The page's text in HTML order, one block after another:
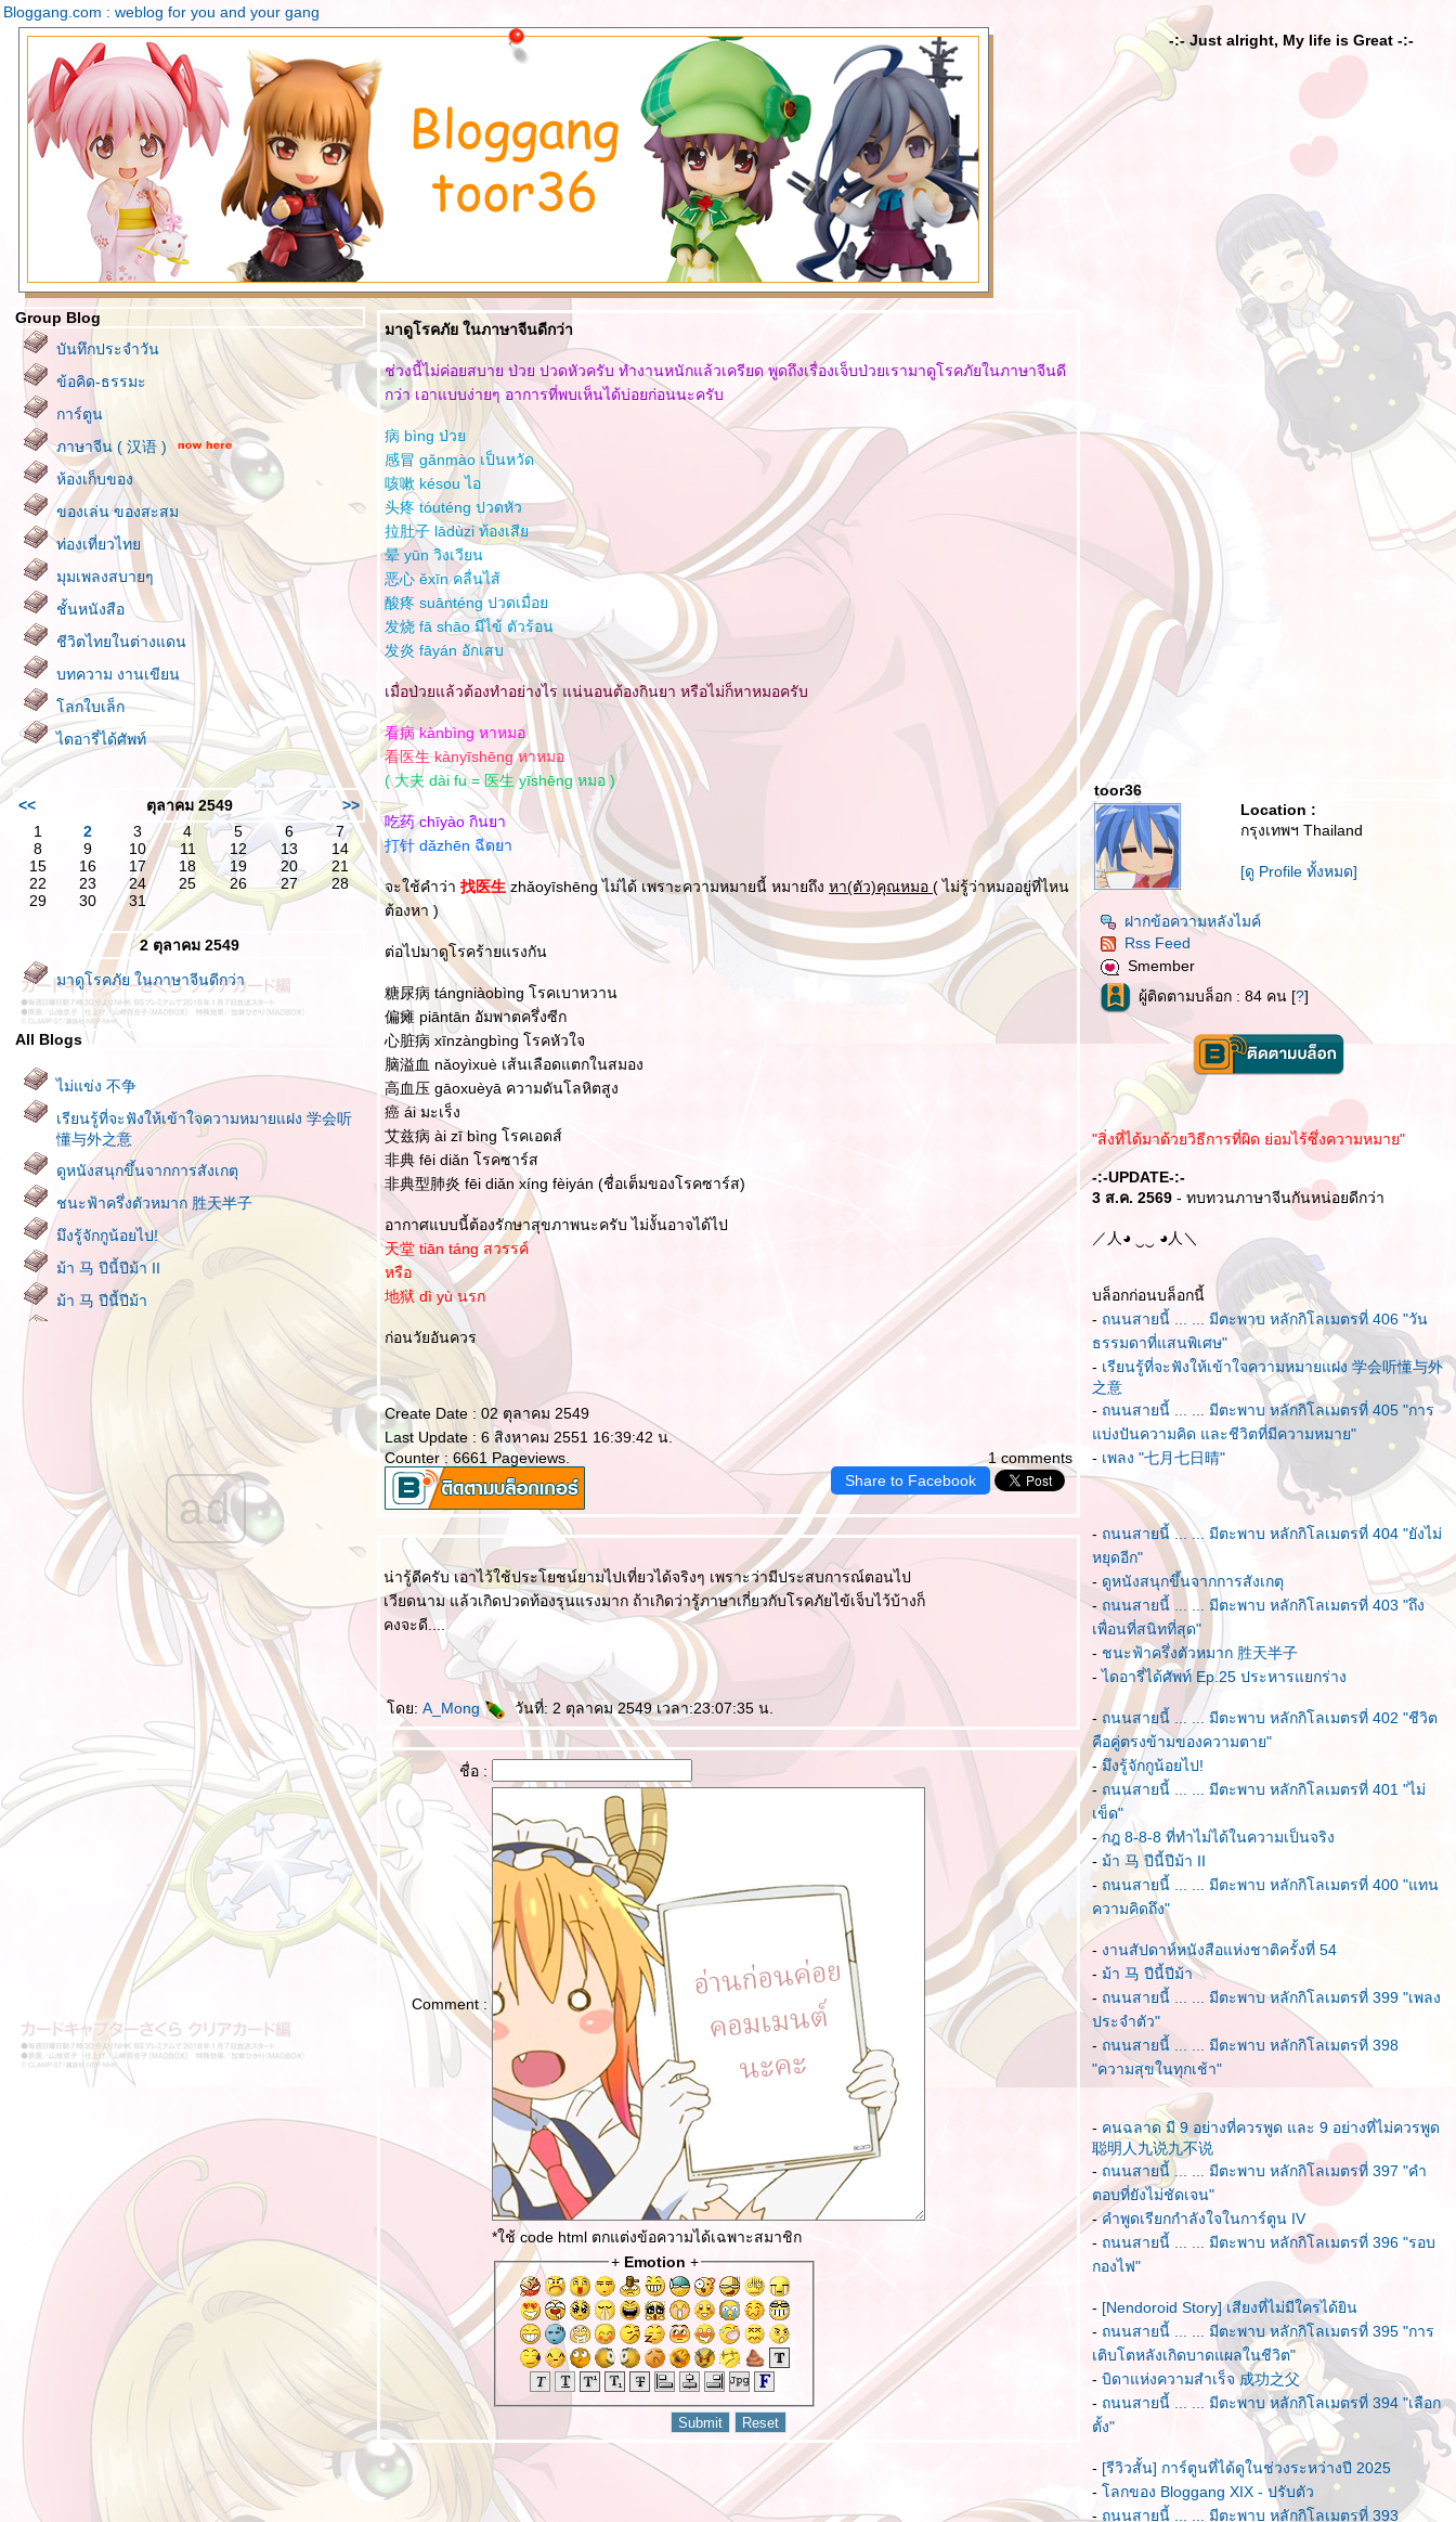
Bloggang.com : weblog for you and your gang
-:- Just alright, My life is Great -:-
Group Blog
บันทึกประจำวัน
ข้อคิด-ธรรมะ
การ์ตูน
ภาษาจีน ( 汉语 )
ห้องเก็บของ
ของเล่น ของสะสม
ท่องเที่ยวไท
มุมเพลงสบายๆ
ชั้นหนังสือ
ชีวิตไทยในต่างแดน
บทความ งานเขียน
ลกใบเล็ก
ไดอารี่ได้ศัพท์
<< ตุลาคม 2549
>>
1
2 3 4 5 6
7
8
9 10 11 12 13
14
15
16 17 18 19 20
21
22
23 24 25 26 27
28
29
30 31
2 ตุลาคม 2549
มาดูโรคภัย ในภาษาจีนดีกว่า
All Blogs
ไม่แข่ง 不争
เรียนรู้ที่จะฟังให้เข้าใจความหมายแฝง 学会听
懂与外之意
ดูหนังสนุกขึ้นจากการสังเกตุ
ชนะฟ้าครึ่งตัวหมาก 胜天半子
มึงรู้จักกูน้อยไป!
ม้า 马 ปีนี้ปีม้า II
ม้า 马 ปีนี้ปีม้า
คนฉลาด มี 9 อย่างที่ควรพูด และ 9 อย่างที่ไม่
ควรพูด 聪明人九说九不说
บิดาแห่งความสำเร็จ 成功之父
บ้านยิ่งรกเท่าไหร่ คนที่อยู่ก็ยิ่งยากจนเท่านั้น 房
间有多乱 人就有多穷
ฉันได้เรียนรู้จากคำพูดนี้ 我被这段话教育了
เงินสะอาด เลี้ยงชีพคุณไม่ได้ 干净的钱，养不
活你
ความยุติธรรม 正义
ทายอักษร V 猜字谜 V
ทายอักษร IV 猜字谜 IV
ทายอักษร III 猜字谜 III
ทายอักษร I 猜字谜 I
เรียนรู้อักษรจีนจาก เรื่องดราก้อนบอล
การโกรธกลับแบบอีคิวสูง II 高情商的怒回去 II
คนสี่ประเภทนี้ไม่ต้องไปช่วยเหลือ 四种人远都
ช่วย ไม่ช่วย 要帮 不帮
นวคิดคนจีนยุคใหม่ เวลาได้รับคำชื่นชม
ควบคุมปากให้ดี 管好嘴巴
เรียนภาษาโดยการอ่านป้าย และการสังเกต
ความจริง 8 ประการ 八个真相
ภูมิปัญญาแห่งชีวิต 处世智慧
หากวันหนึ่งอยู่ๆ คุณก็รวยขึ้นมา 假如有一天你
突然有钱了
การโกรธกลับแบบอีคิวสูง 高情商的怒回去
ว่าด้วยเรื่องความตาย (死)
ผนในใจ 心计
คนซื่อตรงจะเปลี่ยนเป็นคนที่เก่งกาจได้อย่างไร?
老实人怎么变得厉害呢？
คนที่รังแกคุณ 欺负你的人
ไม่อยากบอก ไม่อยากบอกกับคุณ 不想说 不想跟
บนรถเมล์ 公交车上
การนับเวลาแบบในหนังจีน
นี่คือนรก 这就是地狱
ad
มาดูโรคภัย ในภาษาจีนดีกว่า
ช่วงนี้ไม่ค่อยสบาย ป่วย ปวดหัวครับ ทำงานหนักแล้วเครียด พูดถึงเรื่องเจ็บป่วยเรามาดูโรคภัยในภาษาจีนดี
กว่า เอาแบบง่ายๆ อาการที่พบเห็นได้บ่อยก่อนนะครับ
病 bìng ป่ว
感冒 gǎnmào เป็นหวัด
咳嗽 késou ไอ
头疼 tóuténg ปวดหัว
拉肚子 lādùzi ท้องเสี
晕 yūn วิงเวียน
恶心 ěxīn คลื่นไส้
酸疼 suānténg ปวดเมื่อ
发烧 fā shāo มีไข้ ตัวร้อน
发炎 fāyán อักเสบ
เมื่อป่วยแล้วต้องทำอย่างไร แน่นอนต้องกินยา หรือไม่ก็หาหมอครับ
看病 kànbìng หาหมอ
看医生 kànyīshēng หาหมอ
( 大夫 dài fu = 医生 yīshēng หมอ )
吃药 chīyào กินยา
打针 dǎzhēn ฉีดยา
จะใช้คำว่า 找医生zhǎoyīshēng ไม่ได้ เพราะความหมายนี้ หมายถึง หา(ตัว)คุณหมอ ( ไม่รู้ว่าหมออยู่ที่ไหน
ต้องหา )
ต่อไปมาดูโรคร้ายแรงกัน
糖尿病 tángniàobìng โรคเบาหวาน
偏瘫 piāntān อัมพาตครึ่งซีก
心脏病 xīnzàngbìng โรคหัวใจ
脑溢血 nǎoyìxuè เส้นเลือดแตกในสมอง
高血压 gāoxuèyā ความดันโลหิตสูง
癌 ái มะเร็ง
艾兹病 ài zī bìng โรคเอดส์
非典 fēi diǎn โรคซาร์ส
非典型肺炎 fēi diǎn xíng fèiyán (ชื่อเต็มของโรคซาร์ส)
อากาศแบบนี้ต้องรักษาสุขภาพนะครับ ไม่งั้นอาจได้ไป
天堂 tiān táng สวรรค์
หรือ
地狱 dì yù นรก
ก่อนวัยอันควร
Create Date : 02 ตุลาคม 2549
Last Update : 6 สิงหาคม 2551 16:39:42 น.
1 comments
Counter : 6661 Pageviews.
Share to Facebook
น่ารู้ดีครับ เอาไว้ใช้ประโยชน์ยามไปเที่ยวได้จริงๆ เพราะว่ามีประสบการณ์ตอนไป
เวียดนาม แล้วเกิดปวดท้องรุนแรงมาก ถ้าเกิดว่ารู้ภาษาเกี่ยวกับโรคภัยไข้เจ็บไว้บ้างก็
คงจะดี....
ดย: A_Mong วันที่: 2 ตุลาคม 2549 เวลา:23:07:35 น.
ชื่อ :
Comment :
*ใช้ code html ตกแต่งข้อความได้เฉพาะสมาชิก
+ Emotion +
toor36
Location :
กรุงเทพฯ Thailand
[ดู Profile ทั้งหมด]
ฝากข้อความหลังไมค์
Rss Feed
Smember
ผู้ติดตามบล็อก : 84 คน [?]
"สิ่งที่ได้มาด้วยวิธีการที่ผิด ย่อมไร้ซึ่งความหมาย"
-:-UPDATE-:-
3 ส.ค. 2569 - ทบทวนภาษาจีนกันหน่อยดีกว่า
／人◕ ‿‿ ◕人＼
บล็อกก่อนบล็อกนี้
- ถนนสายนี้ ... ... มีตะพาบ หลักกิโลเมตรที่ 406 "วัน
ธรรมดาที่แสนพิเศษ"
- เรียนรู้ที่จะฟังให้เข้าใจความหมายแฝง 学会听懂与外
之意
- ถนนสายนี้ ... ... มีตะพาบ หลักกิโลเมตรที่ 405 "การ
บ่งปันความคิด และชีวิตที่มีความหมาย"
- เพลง "七月七日晴"
- ถนนสายนี้ ... ... มีตะพาบ หลักกิโลเมตรที่ 404 "ยังไม่
หยุดอีก"
- ดูหนังสนุกขึ้นจากการสังเกตุ
- ถนนสายนี้ ... ... มีตะพาบ หลักกิโลเมตรที่ 403 "ถึง
เพื่อนที่สนิทที่สุด"
- ชนะฟ้าครึ่งตัวหมาก 胜天半子
-ไดอารี่ได้ศัพท์ Ep.25 ประหารแยกร่าง
- ถนนสายนี้ ... ... มีตะพาบ หลักกิโลเมตรที่ 402 "ชีวิต
คือคู่ตรงข้ามของความตาย"
-มึงรู้จักกูน้อยไป!
- ถนนสายนี้ ... ... มีตะพาบ หลักกิโลเมตรที่ 401 "ไม่
เข็ด"
-กฎ 8-8-8 ที่ทำไม่ได้ในความเป็นจริง
-ม้า 马 ปีนี้ปีม้า II
- ถนนสายนี้ ... ... มีตะพาบ หลักกิโลเมตรที่ 400 "แทน
ความคิดถึง"
- งานสัปดาห์หนังสือแห่งชาติครั้งที่ 54
- ม้า 马 ปีนี้ปีม้า
- ถนนสายนี้ ... ... มีตะพาบ หลักกิโลเมตรที่ 399 "เพลง
ประจำตัว"
- ถนนสายนี้ ... ... มีตะพาบ หลักกิโลเมตรที่ 398
"ความสุขในทุกเช้า"
- คนฉลาด มี 9 อย่างที่ควรพูด และ 9 อย่างที่ไม่ควรพูด
聪明人九说九不说
- ถนนสายนี้ ... ... มีตะพาบ หลักกิโลเมตรที่ 397 "คำ
ตอบที่ยังไม่ชัดเจน"
-คำพูดเรียกกำลังใจในการ์ตูน IV
- ถนนสายนี้ ... ... มีตะพาบ หลักกิโลเมตรที่ 396 "รอบ
กองไฟ"
- [Nendoroid Story] เสียงที่ไม่มีใครได้ยิน
- ถนนสายนี้ ... ... มีตะพาบ หลักกิโลเมตรที่ 395 "การ
เติบโตหลังเกิดบาดแผลในชีวิต"
- บิดาแห่งความสำเร็จ 成功之父
- ถนนสายนี้ ... ... มีตะพาบ หลักกิโลเมตรที่ 394 "เลือก
ตั้ง"
- [รีวิวสั้น] การ์ตูนที่ได้ดูในช่วงระหว่างปี 2025
- ลกของ Bloggang XIX - ปรับตัว
- ถนนสายนี้ ... ... มีตะพาบ หลักกิโลเมตรที่ 393